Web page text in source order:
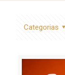
Categorias